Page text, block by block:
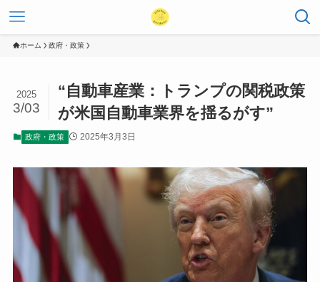
ホーム 政府・政策
“自動車産業：トランプの関税政策
が米国自動車業界を揺るがす”
2025
3/03
政府・政策 2025年3月3日